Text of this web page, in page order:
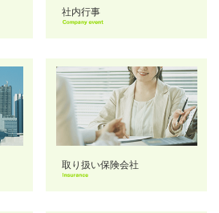
社内行事
取り扱い保険会社